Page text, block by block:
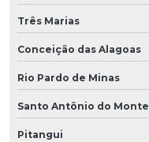
Três Marias
Conceição das Alagoas
Rio Pardo de Minas
Santo Antônio do Monte
Pitangui